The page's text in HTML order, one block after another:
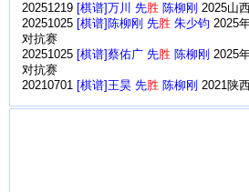
20251219 [棋谱]万川 先胜 陈柳刚 2025山
20251025 [棋谱]陈柳刚 先胜 朱少钧 2025
对抗赛
20251025 [棋谱]蔡佑广 先胜 陈柳刚 2025
对抗赛
20210701 [棋谱]王昊 先胜 陈柳刚 2021陕